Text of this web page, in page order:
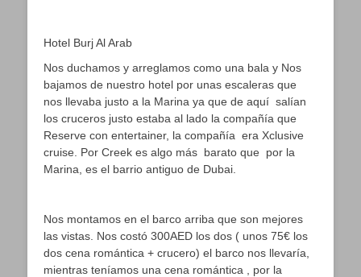
Hotel Burj Al Arab
Nos duchamos y arreglamos como una bala y Nos
bajamos de nuestro hotel por unas escaleras que
nos llevaba justo a la Marina ya que de aquí salían
los cruceros justo estaba al lado la compañía que
Reserve con entertainer, la compañía era Xclusive
cruise. Por Creek es algo más barato que por la
Marina, es el barrio antiguo de Dubai.
Nos montamos en el barco arriba que son mejores
las vistas. Nos costó 300AED los dos ( unos 75€ los
dos cena romántica + crucero) el barco nos llevaría,
mientras teníamos una cena romántica , por la